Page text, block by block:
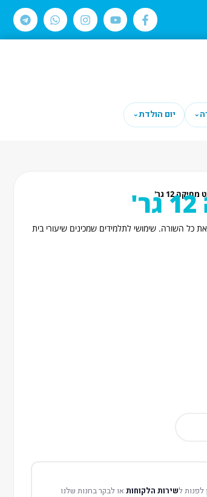
⌄ יום הולדת⌄
12 גר'
השורה. שימושי לתלמידים שמכינים שיעורי בית
לפנות לשירות הלקוחותאו לבקר בחנות שלנו